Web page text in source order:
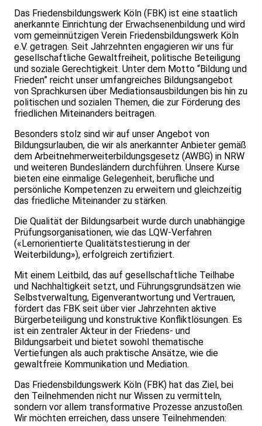
Das Friedensbildungswerk Köln (FBK) ist eine staatlich
anerkannte Einrichtung der Erwachsenenbildung und wird
vom gemeinnützigen Verein Friedensbildungswerk Köln
e.V. getragen. Seit Jahrzehnten engagieren wir uns für
gesellschaftliche Gewaltfreiheit, politische Beteiligung
und soziale Gerechtigkeit. Unter dem Motto “Bildung und
Frieden” reicht unser umfangreiches Bildungsangebot
von Sprachkursen über Mediationsausbildungen bis hin zu
politischen und sozialen Themen, die zur Förderung des
friedlichen Miteinanders beitragen.
Besonders stolz sind wir auf unser Angebot von
Bildungsurlauben, die wir als anerkannter Anbieter gemäß
dem Arbeitnehmerweiterbildungsgesetz (AWBG) in NRW
und weiteren Bundesländern durchführen. Unsere Kurse
bieten eine einmalige Gelegenheit, berufliche und
persönliche Kompetenzen zu erweitern und gleichzeitig
das friedliche Miteinander zu stärken.
Die Qualität der Bildungsarbeit wurde durch unabhängige
Prüfungsorganisationen, wie das LQW-Verfahren
(«Lernorientierte Qualitätstestierung in der
Weiterbildung»), erfolgreich zertifiziert.
Mit einem Leitbild, das auf gesellschaftliche Teilhabe
und Nachhaltigkeit setzt, und Führungsgrundsätzen wie
Selbstverwaltung, Eigenverantwortung und Vertrauen,
fördert das FBK seit über vier Jahrzehnten aktive
Bürgerbeteiligung und konstruktive Konfliktlösungen. Es
ist ein zentraler Akteur in der Friedens- und
Bildungsarbeit und bietet sowohl thematische
Vertiefungen als auch praktische Ansätze, wie die
gewaltfreie Kommunikation und Mediation.
Das Friedensbildungswerk Köln (FBK) hat das Ziel, bei
den Teilnehmenden nicht nur Wissen zu vermitteln,
sondern vor allem transformative Prozesse anzustoßen.
Wir möchten erreichen, dass unsere Teilnehmenden: